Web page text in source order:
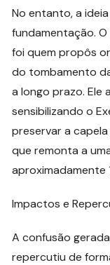
No entanto, a
fundamentação. O
foi quem propôs
do tombamento
a longo prazo. Ele
sensibilizando o
preservar a
que remonta a
aproximadamente
Impactos e
A confusão
repercutiu de